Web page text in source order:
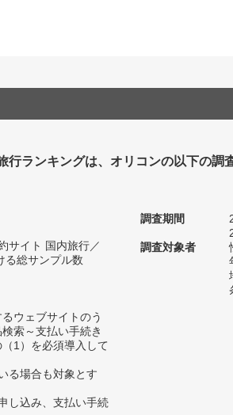
行ランキングは、オリコンの以下の調
サイト 国内旅行／
る総サンプル数
ウェブサイトのう
索～支払い手続き
1）を必須導入して
る場合も対象とす
し込み、支払い手続
調査期間
調査対象者